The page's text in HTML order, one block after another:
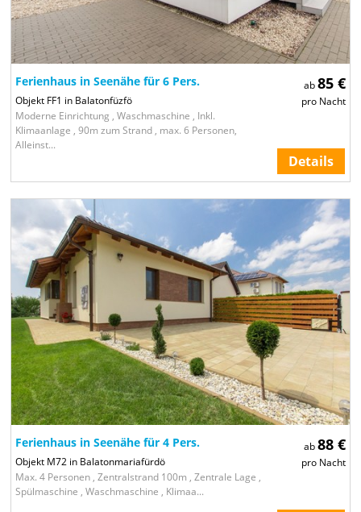
ab85 €
pro Nacht
Ferienhaus in Seenähe für 6 Pers.
Objekt FF1 in Balatonfüzfö
Moderne Einrichtung , Waschmaschine , Inkl.
Klimaanlage , 90m zum Strand , max. 6 Personen,
Alleinst...
Details
ab88 €
pro Nacht
Ferienhaus in Seenähe für 4 Pers.
Objekt M72 in Balatonmariafürdö
Max. 4 Personen , Zentralstrand 100m , Zentrale Lage ,
Spülmaschine , Waschmaschine , Klimaa...